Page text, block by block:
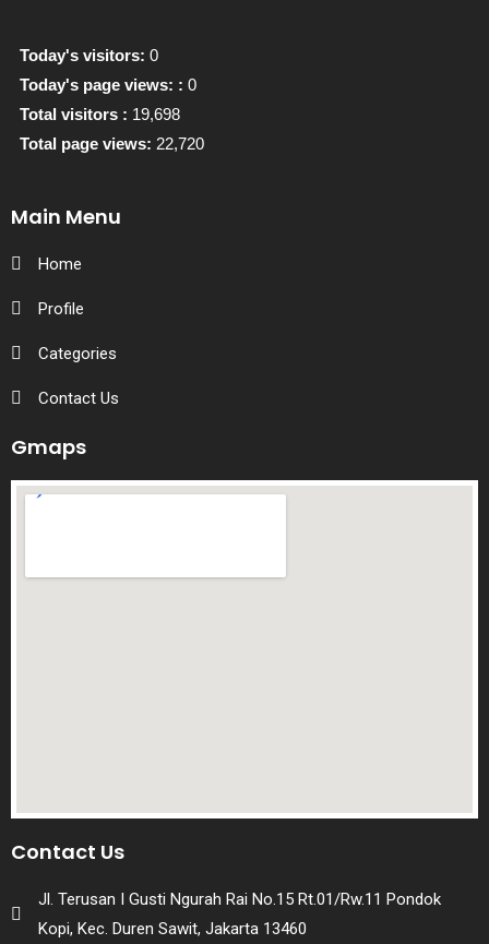
Today's visitors: 0
Today's page views: : 0
Total visitors : 19,698
Total page views: 22,720
Main Menu
Home
Profile
Categories
Contact Us
Gmaps
Contact Us
Jl. Terusan I Gusti Ngurah Rai No.15 Rt.01/Rw.11 Pondok
Kopi, Kec. Duren Sawit, Jakarta 13460